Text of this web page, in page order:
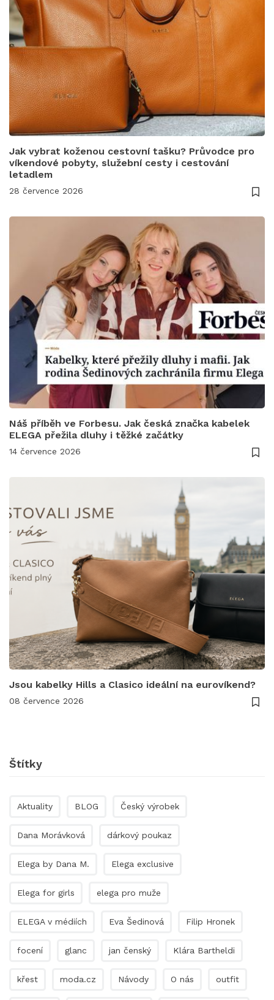
Jak vybrat koženou cestovní tašku? Průvodce pro
víkendové pobyty, služební cesty i cestování
letadlem
28 července 2026
Náš příběh ve Forbesu. Jak česká značka kabelek
ELEGA přežila dluhy i těžké začátky
14 července 2026
Jsou kabelky Hills a Clasico ideální na eurovíkend?
08 července 2026
Štítky
Aktuality BLOG Český výrobek
Dana Morávková dárkový poukaz
Elega by Dana M. Elega exclusive
Elega for girls elega pro muže
ELEGA v médiích Eva Šedinová Filip Hronek
focení glanc jan čenský Klára Bartheldi
křest moda.cz Návody O nás outfit